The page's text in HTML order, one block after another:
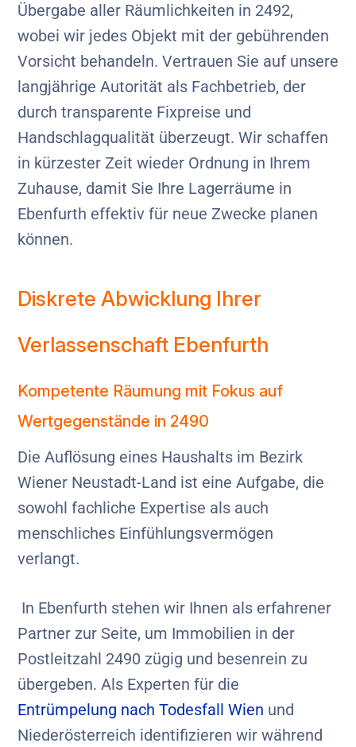
Übergabe aller Räumlichkeiten in 2492,
wobei wir jedes Objekt mit der gebührenden
Vorsicht behandeln. Vertrauen Sie auf unsere
langjährige Autorität als Fachbetrieb, der
durch transparente Fixpreise und
Handschlagqualität überzeugt. Wir schaffen
in kürzester Zeit wieder Ordnung in Ihrem
Zuhause, damit Sie Ihre Lagerräume in
Ebenfurth effektiv für neue Zwecke planen
können.
Diskrete Abwicklung Ihrer
Verlassenschaft Ebenfurth
Kompetente Räumung mit Fokus auf
Wertgegenstände in 2490
Die Auflösung eines Haushalts im Bezirk
Wiener Neustadt-Land ist eine Aufgabe, die
sowohl fachliche Expertise als auch
menschliches Einfühlungsvermögen
verlangt.
In Ebenfurth stehen wir Ihnen als erfahrener
Partner zur Seite, um Immobilien in der
Postleitzahl 2490 zügig und besenrein zu
übergeben. Als Experten für die
Entrümpelung nach Todesfall Wien und
Niederösterreich identifizieren wir während